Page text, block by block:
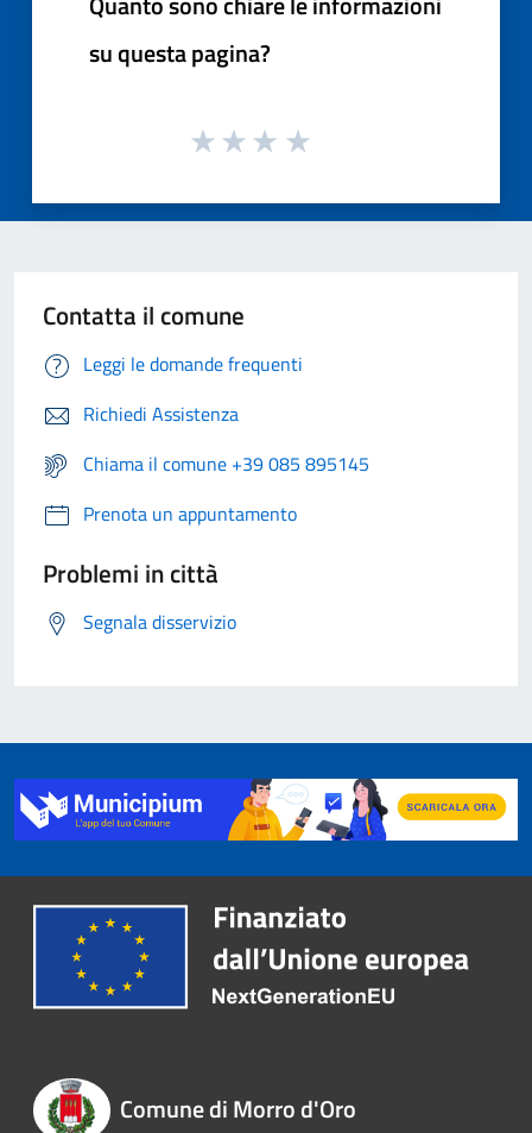
su questa pagina?
Contatta il comune
Leggi le domande frequenti
Richiedi Assistenza
Chiama il comune +39 085 895145
Prenota un appuntamento
Problemi in città
Segnala disservizio
Comune di Morro d'Oro